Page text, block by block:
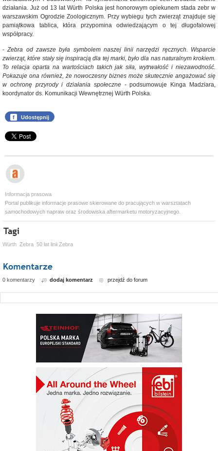
działania. Już od 13 lat Würth Polska jest honorowym opiekunem stada zebr w
warszawskim Ogrodzie Zoologicznym. Przy wybiegu tych zwierząt znajduje się
pamiątkowa tablica, która przypomina odwiedzającym o tej długofalowej
współpracy.
-Zebra od zawsze była symbolem naszej linii narzędzi ręcznych. Wsparcie
zwierząt, które stały się inspiracją dla tej marki, było dla nas naturalnym krokiem.
To relacja oparta na wartościach takich jak siła, wytrwałość i niezawodność.
Pokazuje ona również, że nowoczesny biznes może skutecznie angażować się
w ochronę przyrody i działania społeczne- podsumowuje Kinga Madziara,
koordynator ds. Komunikacji Wewnętrznej Würth Polska.
f Udostępnij
Informacja prasowa
Portal publikuje informacje prasowe skierowane do pracujących w warsztatach
samochodowych napraw oraz środowiska aftermarketu motoryzacyjnego.
Würth Zebra 50 lat linii Zebra
0 komentarzy dodaj komentarz przejdź do forum